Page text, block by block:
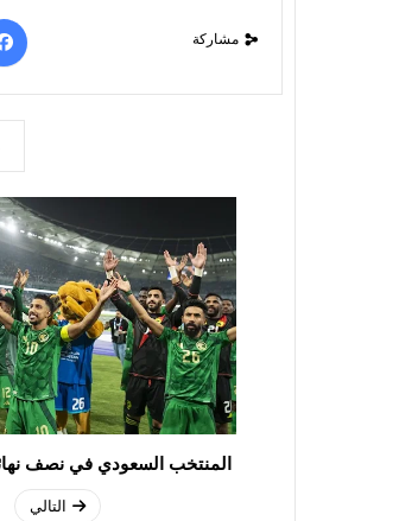
مشاركة
المنتخب السعودي في نصف
التالي